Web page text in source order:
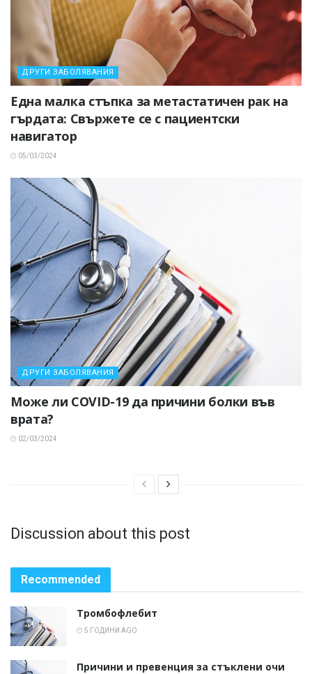
ДРУГИ ЗАБОЛЯВАНИЯ
Една малка стъпка за метастатичен рак на
гърдата: Свържете се с пациентски
навигатор
05/03/2024
ДРУГИ ЗАБОЛЯВАНИЯ
Може ли COVID-19 да причини болки във
врата?
02/03/2024
Discussion about this post
Recommended
Тромбофлебит
5 ГОДИНИ AGO
Причини и превенция за стъклени очи